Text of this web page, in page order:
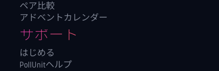
ペア比較
アドベントカレンダー
サポート
はじめる
PollUnitヘルプ